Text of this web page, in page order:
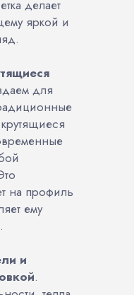
делает
яркой и
для
на профиль
ему
и
.